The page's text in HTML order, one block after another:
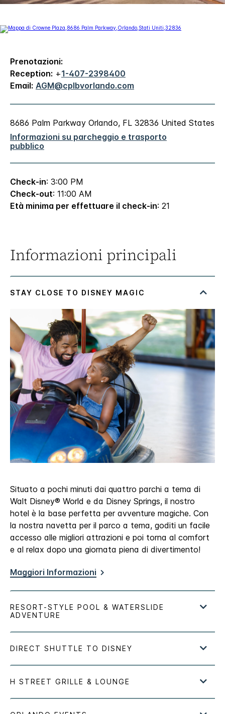
Prenotazioni:
Reception: +1-407-2398400
Email: AGM@cplbvorlando.com
8686 Palm Parkway Orlando, FL 32836 United States
Informazioni su parcheggio e trasporto
pubblico
Check-in: 3:00 PM
Check-out: 11:00 AM
Età minima per effettuare il check-in: 21
Informazioni principali
Situato a pochi minuti dai quattro parchi a tema di
Walt Disney® World e da Disney Springs, il nostro
hotel è la base perfetta per avventure magiche. Con
la nostra navetta per il parco a tema, goditi un facile
accesso alle migliori attrazioni e poi torna al comfort
e al relax dopo una giornata piena di divertimento!
Maggiori Informazioni